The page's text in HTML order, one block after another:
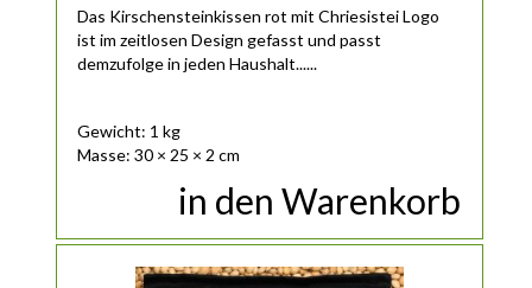
Das Kirschensteinkissen rot mit Chriesistei Logo
ist im zeitlosen Design gefasst und passt
demzufolge in jeden Haushalt......
Gewicht: 1 kg
Masse: 30 × 25 × 2 cm
in den Warenkorb